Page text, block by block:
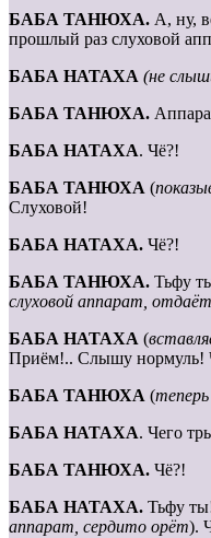
БАБА ТАНЮХА. А, ну,
прошлый раз слуховой
БАБА НАТАХА (не
БАБА ТАНЮХА.
БАБА НАТАХА. Чё?!
БАБА ТАНЮХА (
Слуховой!
БАБА НАТАХА. Чё?!
БАБА ТАНЮХА. Тьфу
слуховой аппарат,
БАБА НАТАХА (
Приём!.. Слышу нормуль!
БАБА ТАНЮХА (
БАБА НАТАХА. Чего
БАБА ТАНЮХА. Чё?!
БАБА НАТАХА. Тьфу
аппарат, сердито орёт).